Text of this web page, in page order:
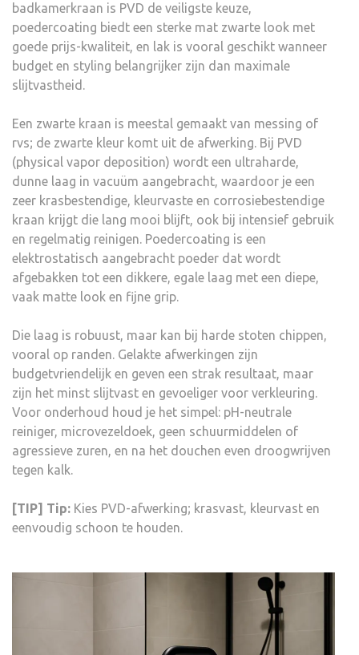
badkamerkraan is PVD de veiligste keuze,
poedercoating biedt een sterke mat zwarte look met
goede prijs-kwaliteit, en lak is vooral geschikt wanneer
budget en styling belangrijker zijn dan maximale
slijtvastheid.
Een zwarte kraan is meestal gemaakt van messing of
rvs; de zwarte kleur komt uit de afwerking. Bij PVD
(physical vapor deposition) wordt een ultraharde,
dunne laag in vacuüm aangebracht, waardoor je een
zeer krasbestendige, kleurvaste en corrosiebestendige
kraan krijgt die lang mooi blijft, ook bij intensief gebruik
en regelmatig reinigen. Poedercoating is een
elektrostatisch aangebracht poeder dat wordt
afgebakken tot een dikkere, egale laag met een diepe,
vaak matte look en fijne grip.
Die laag is robuust, maar kan bij harde stoten chippen,
vooral op randen. Gelakte afwerkingen zijn
budgetvriendelijk en geven een strak resultaat, maar
zijn het minst slijtvast en gevoeliger voor verkleuring.
Voor onderhoud houd je het simpel: pH-neutrale
reiniger, microvezeldoek, geen schuurmiddelen of
agressieve zuren, en na het douchen even droogwrijven
tegen kalk.
[TIP] Tip: Kies PVD-afwerking; krasvast, kleurvast en
eenvoudig schoon te houden.